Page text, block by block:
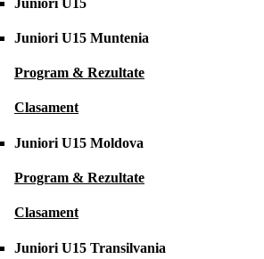
Juniori U15 Muntenia
Program & Rezultate
Clasament
Juniori U15 Moldova
Program & Rezultate
Clasament
Juniori U15 Transilvania